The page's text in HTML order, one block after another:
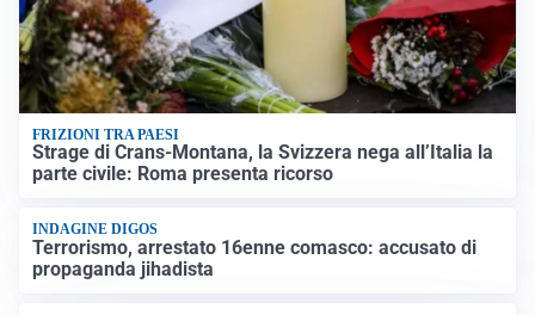
FRIZIONI TRA PAESI
Strage di Crans-Montana, la Svizzera nega all’Italia la
parte civile: Roma presenta ricorso
INDAGINE DIGOS
Terrorismo, arrestato 16enne comasco: accusato di
propaganda jihadista